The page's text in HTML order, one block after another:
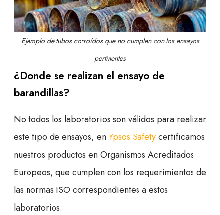
Ejemplo de tubos corroídos que no cumplen con los ensayos
pertinentes
¿Donde se realizan el ensayo de
barandillas?
No todos los laboratorios son válidos para realizar
este tipo de ensayos, enYpsos Safetycertificamos
nuestros productos en Organismos Acreditados
Europeos, que cumplen con los requerimientos de
las normas ISO correspondientes a estos
laboratorios.